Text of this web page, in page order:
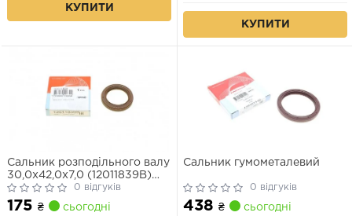
КУПИТИ
КУПИТИ
Сальник розподільного валу
30,0x42,0x7,0 (12011839B)
Corteco
0 відгуків
175 ₴
сьогодні
Сальник гумометалевий
0 відгуків
438 ₴ сьогодні